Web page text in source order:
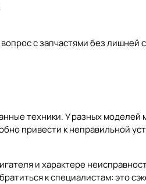
с запчастями без лишней
техники. У разных моделей
привести к неправильной
и характере
к специалистам: это